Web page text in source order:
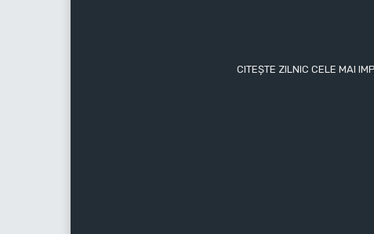
CITEȘTE ZILNIC CELE MAI